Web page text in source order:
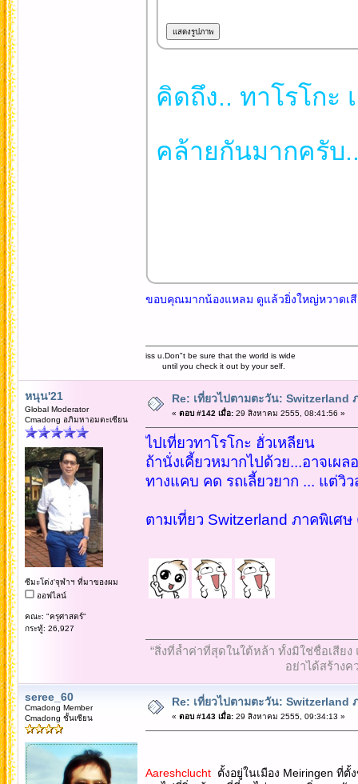
คิดถึง.. ทาโรโกะ
คล้ายกันมากครับ
ขอบคุณมากน้องแหลม ดูแล้วยิ่งใหญ่หวาดเ
iss u.Don"t be sure that the world is wide
until you check it out by your self.
หนุน'21
Global Moderator
Cmadong อภิมหาอมตะเซียน
ซีมะโด่ง'จุฬาฯ ที่มาของผม
ออฟไลน์
คณะ: "ครุศาสตร์"
กระทู้: 26,927
Re: เที่ยวไปตามตะวัน: Switzerland
« ตอบ #142 เมื่อ:29 สิงหาคม 2555, 08:41:56 »
ไปเที่ยวทาโรโกะ ฮั่วเหลียน
ถ้านั่งเคี้ยวหมากไปด้วย...อาจเผล
ทางแคบ คด รถเลี้ยวยาก ... แต่วิว
ตามเที่ยว Switzerland ภาคพิเศ
“สิ่งที่ล้ำค่าที่สุดในใต้หล้า ทั้งมิใช่ชื่อเสีย
อย่าได้สร้างค
seree_60
Cmadong Member
Cmadong ชั้นเซียน
Re: เที่ยวไปตามตะวัน: Switzerland
« ตอบ #143 เมื่อ:29 สิงหาคม 2555, 09:34:13 »
Aareshcluchtตั้งอยู่ในเมือง Meiringen ที่ตั้